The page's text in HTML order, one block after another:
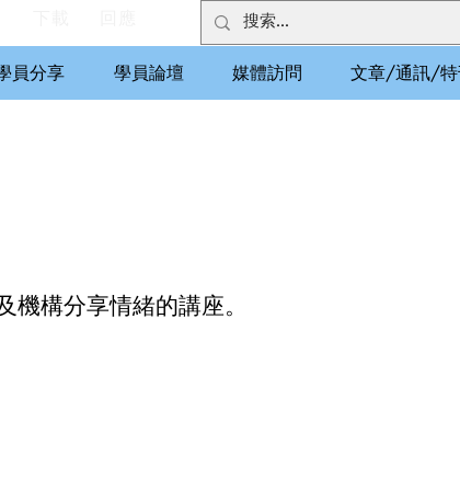
員分享 學員論壇 媒體訪問 文章/通訊/特
機構分享情緒的講座。